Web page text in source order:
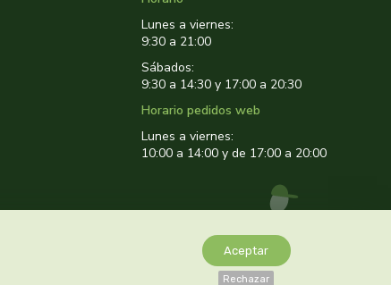
Aceptar
Rechazar
Lunes a viernes:
9:30 a 21:00
Sábados:
9:30 a 14:30 y 17:00 a 20:30
Horario pedidos web
Lunes a viernes:
10:00 a 14:00 y de 17:00 a 20:00